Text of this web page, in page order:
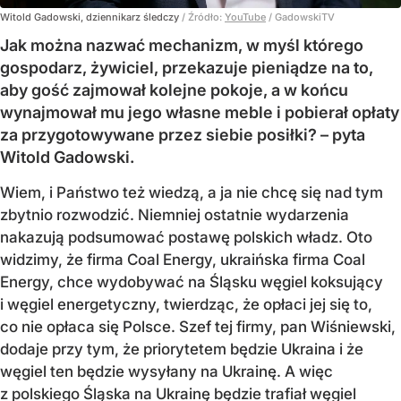
Witold Gadowski, dziennikarz śledczy / Źródło: YouTube / GadowskiTV
Jak można nazwać mechanizm, w myśl którego
gospodarz, żywiciel, przekazuje pieniądze na to,
aby gość zajmował kolejne pokoje, a w końcu
wynajmował mu jego własne meble i pobierał opłaty
za przygotowywane przez siebie posiłki? – pyta
Witold Gadowski.
Wiem, i Państwo też wiedzą, a ja nie chcę się nad tym
zbytnio rozwodzić. Niemniej ostatnie wydarzenia
nakazują podsumować postawę polskich władz. Oto
widzimy, że firma Coal Energy, ukraińska firma Coal
Energy, chce wydobywać na Śląsku węgiel koksujący
i węgiel energetyczny, twierdząc, że opłaci jej się to,
co nie opłaca się Polsce. Szef tej firmy, pan Wiśniewski,
dodaje przy tym, że priorytetem będzie Ukraina i że
węgiel ten będzie wysyłany na Ukrainę. A więc
z polskiego Śląska na Ukrainę będzie trafiał węgiel